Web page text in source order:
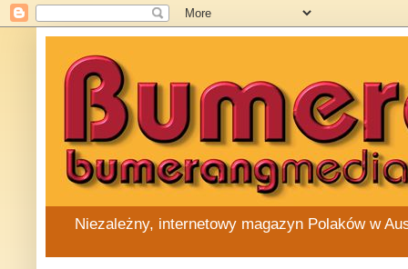
Niezależny, internetowy magazyn Polaków w